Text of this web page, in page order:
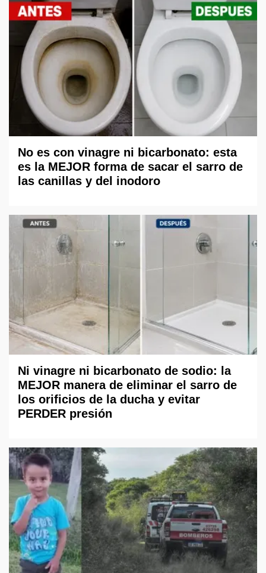
No es con vinagre ni bicarbonato: esta
es la MEJOR forma de sacar el sarro de
las canillas y del inodoro
Ni vinagre ni bicarbonato de sodio: la
MEJOR manera de eliminar el sarro de
los orificios de la ducha y evitar
PERDER presión